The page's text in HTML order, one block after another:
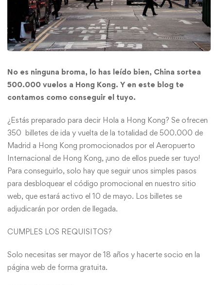
No es ninguna broma, lo has leído bien, China sortea
500.000 vuelos a Hong Kong. Y en este blog te
contamos como conseguir el tuyo.
¿Estás preparado para decir Hola a Hong Kong? Se ofrecen
350 billetes de ida y vuelta de la totalidad de 500.000 de
Madrid a Hong Kong promocionados por el Aeropuerto
Internacional de Hong Kong, ¡uno de ellos puede ser tuyo!
Para conseguirlo, solo hay que seguir unos simples pasos
para desbloquear el código promocional en nuestro sitio
web, que estará activo el 10 de mayo. Los billetes se
adjudicarán por orden de llegada.
CUMPLES LOS REQUISITOS?
Solo necesitas ser mayor de 18 años y hacerte socio en la
página web de forma gratuita.